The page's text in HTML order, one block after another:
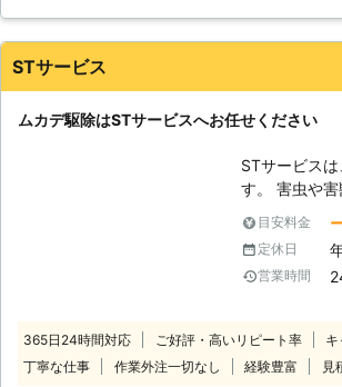
STサービス
ムカデ駆除はSTサービスへお任せください
STサービス
す。 害虫や
き起こしま
客様1人1人
時間年中無休にて対応
は、STサー
大量に発生
するので家の中に
基本的にはど
目安料金
定休日
営業時間
365日24時間対応 ご好評・高いリピート率 キ
丁寧な仕事
作業外注一切なし 経験豊富 見